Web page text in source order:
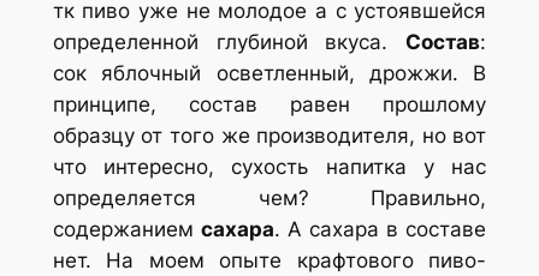
тк пиво уже не молодое а с устоявшейся
определенной глубиной вкуса.Состав:
сок яблочный осветленный, дрожжи. В
принципе, состав равен прошлому
образцу от того же производителя, но вот
что интересно, сухость напитка у нас
определяется чем? Правильно,
содержанием сахара. А сахара в составе
нет. На моем опыте крафтового пиво-